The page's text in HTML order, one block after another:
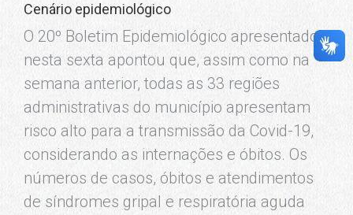
Cenário epidemiológico
O 20º Boletim Epidemiológico apresentado
nesta sexta apontou que, assim como na
semana anterior, todas as 33 regiões
administrativas do município apresentam
risco alto para a transmissão da Covid-19,
considerando as internações e óbitos. Os
números de casos, óbitos e atendimentos
de síndromes gripal e respiratória aguda